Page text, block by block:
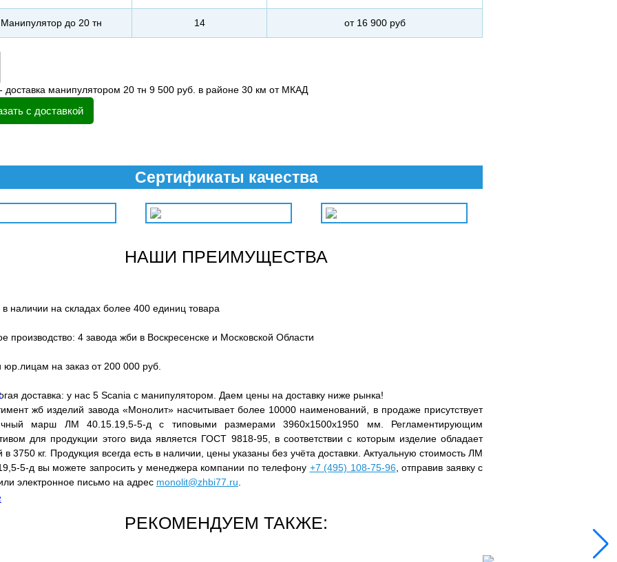
Манипулятор до 20 тн 14 от 16 900 руб
доставка манипулятором 20 тн 9 500 руб. в районе 30 км от МКАД
с доставкой
Сертификаты качества
НАШИ ПРЕИМУЩЕСТВА
в наличии на складах более 400 единиц товара
производство: 4 завода жби в Воскресенске и Московской Области
юр.лицам на заказ от 200 000 руб.
доставка: у нас 5 Scania с манипулятором. Даем цены на доставку ниже рынка!
жб изделий завода «Монолит» насчитывает более 10000 наименований, в продаже присутствует
марш ЛМ 40.15.19,5-5-д с типовыми размерами 3960x1500x1950 мм. Регламентирующим
для продукции этого вида является ГОСТ 9818-95, в соответствии с которым изделие обладает
в 3750 кг. Продукция всегда есть в наличии, цены указаны без учёта доставки. Актуальную стоимость ЛМ
5-д вы можете запросить у менеджера компании по телефону +7 (495) 108-75-96, отправив заявку с
электронное письмо на адрес monolit@zhbi77.ru
РЕКОМЕНДУЕМ ТАКЖЕ: